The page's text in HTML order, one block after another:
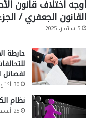
أوجه اختلاف قانون
القانون الجعفري / الجزء
5 سبتمبر، 2025
لفصائل
30 أكتوبر، 2025
نظام
25 أغسطس، 2025